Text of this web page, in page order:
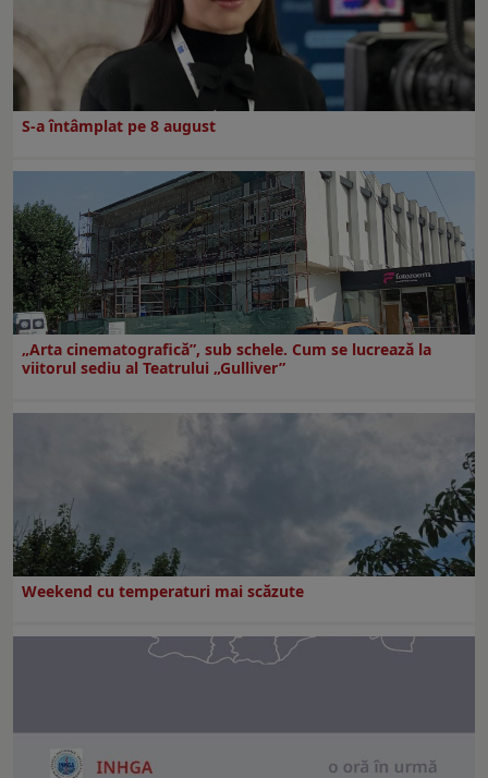
S-a întâmplat pe 8 august
„Arta cinematografică”, sub schele. Cum se lucrează la
viitorul sediu al Teatrului „Gulliver”
Weekend cu temperaturi mai scăzute